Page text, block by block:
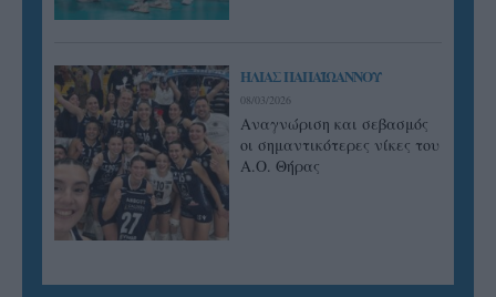
ΗΛΙΑΣ ΠΑΠΑΪΩΑΝΝΟΥ
08/03/2026
Αναγνώριση και σεβασμός
οι σημαντικότερες νίκες του
Α.Ο. Θήρας